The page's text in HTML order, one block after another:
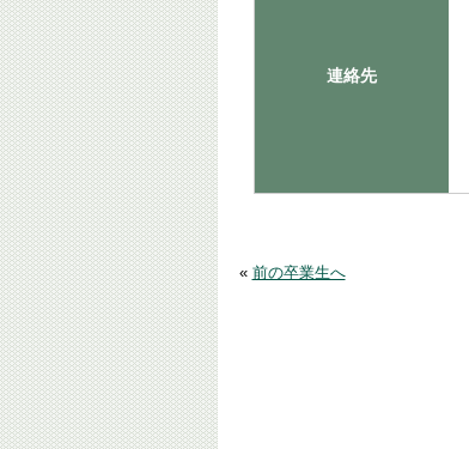
連絡先
« 前の卒業生へ